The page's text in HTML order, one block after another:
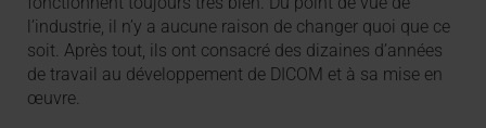
l’industrie, il n’y a aucune raison de changer quoi que ce
soit. Après tout, ils ont consacré des dizaines d’années
de travail au développement de DICOM et à sa mise en
œuvre.